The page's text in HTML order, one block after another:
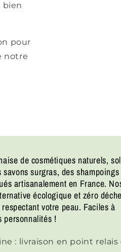
bien
pour
notre
de cosmétiques naturels,
surgras, des shampoings
artisanalement en France.
écologique et zéro
votre peau. Faciles à
personnalités !
: livraison en point relais